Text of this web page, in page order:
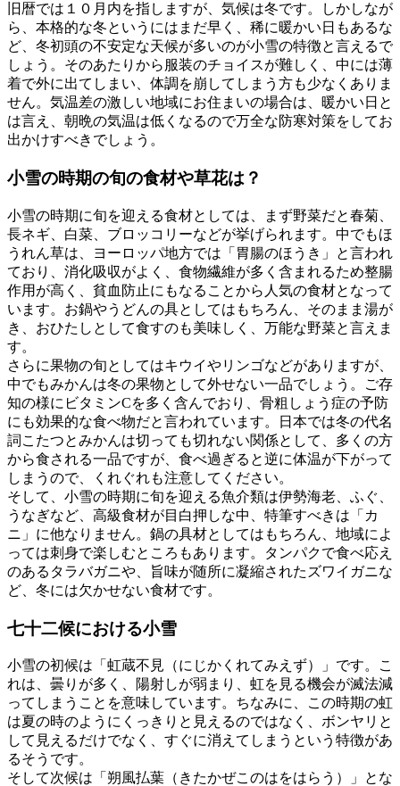
旧暦では１０月内を指しますが、気候は冬です。しかしなが
ら、本格的な冬というにはまだ早く、稀に暖かい日もあるな
ど、冬初頭の不安定な天候が多いのが小雪の特徴と言えるで
しょう。そのあたりから服装のチョイスが難しく、中には薄
着で外に出てしまい、体調を崩してしまう方も少なくありま
せん。気温差の激しい地域にお住まいの場合は、暖かい日と
は言え、朝晩の気温は低くなるので万全な防寒対策をしてお
出かけすべきでしょう。
小雪の時期の旬の食材や草花は？
小雪の時期に旬を迎える食材としては、まず野菜だと春菊、
長ネギ、白菜、ブロッコリーなどが挙げられます。中でもほ
うれん草は、ヨーロッパ地方では「胃腸のほうき」と言われ
ており、消化吸収がよく、食物繊維が多く含まれるため整腸
作用が高く、貧血防止にもなることから人気の食材となって
います。お鍋やうどんの具としてはもちろん、そのまま湯が
き、おひたしとして食すのも美味しく、万能な野菜と言えま
す。
さらに果物の旬としてはキウイやリンゴなどがありますが、
中でもみかんは冬の果物として外せない一品でしょう。ご存
知の様にビタミンCを多く含んでおり、骨粗しょう症の予防
にも効果的な食べ物だと言われています。日本では冬の代名
詞こたつとみかんは切っても切れない関係として、多くの方
から食される一品ですが、食べ過ぎると逆に体温が下がって
しまうので、くれぐれも注意してください。
そして、小雪の時期に旬を迎える魚介類は伊勢海老、ふぐ、
うなぎなど、高級食材が目白押しな中、特筆すべきは「カ
ニ」に他なりません。鍋の具材としてはもちろん、地域によ
っては刺身で楽しむところもあります。タンパクで食べ応え
のあるタラバガニや、旨味が随所に凝縮されたズワイガニな
ど、冬には欠かせない食材です。
七十二候における小雪
小雪の初候は「虹蔵不見（にじかくれてみえず）」です。こ
れは、曇りが多く、陽射しが弱まり、虹を見る機会が滅法減
ってしまうことを意味しています。ちなみに、この時期の虹
は夏の時のようにくっきりと見えるのではなく、ボンヤリと
して見えるだけでなく、すぐに消えてしまうという特徴があ
るそうです。
そして次候は「朔風払葉（きたかぜこのはをはらう）」とな